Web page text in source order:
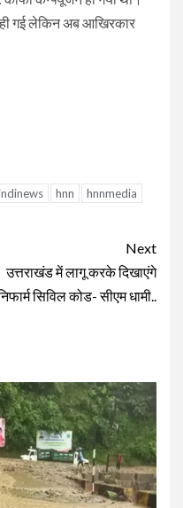
गई लेकिन अब आखिरकार
hnn
hnnmedia
Next
उत्तराखंड में लागू करके दिखाएंगे
सिविल कोड- सीएम धामी..